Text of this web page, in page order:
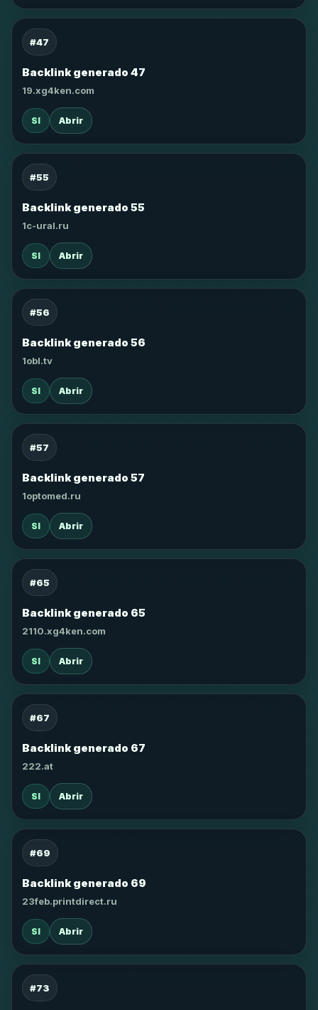
#47
Backlink generado 47
19.xg4ken.com
SI Abrir
#55
Backlink generado 55
1c-ural.ru
SI Abrir
#56
Backlink generado 56
1obl.tv
SI Abrir
#57
Backlink generado 57
1optomed.ru
SI Abrir
#65
Backlink generado 65
2110.xg4ken.com
SI Abrir
#67
Backlink generado 67
222.at
SI Abrir
#69
Backlink generado 69
23feb.printdirect.ru
SI Abrir
#73